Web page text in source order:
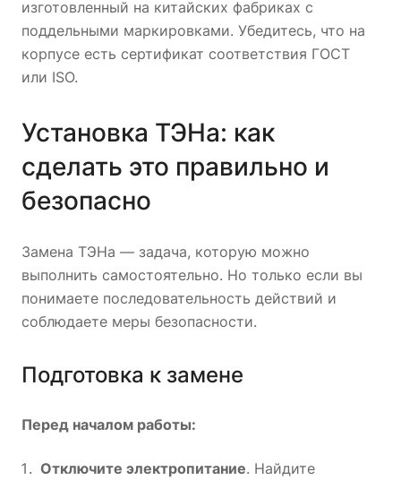
изготовленный на китайских фабриках с
поддельными маркировками. Убедитесь, что на
корпусе есть сертификат соответствия ГОСТ
или ISO.
Установка ТЭНа: как
сделать это правильно и
безопасно
Замена ТЭНа — задача, которую можно
выполнить самостоятельно. Но только если вы
понимаете последовательность действий и
соблюдаете меры безопасности.
Подготовка к замене
Перед началом работы:
Отключите электропитание. Найдите